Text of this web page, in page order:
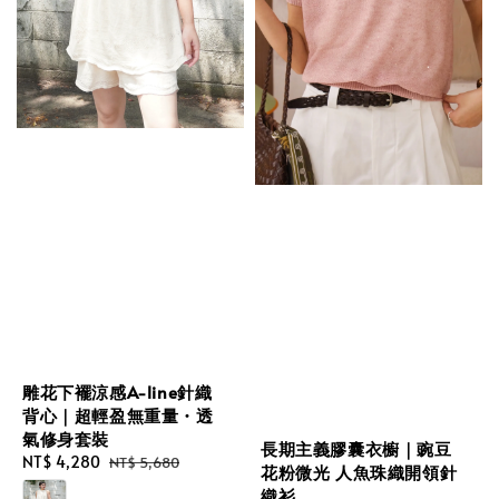
雕花下襬涼感A-line針織
背心｜超輕盈無重量・透
氣修身套裝
Sale
price
NT$ 4,280 Regular
NT$ 5,680
長期主義膠囊衣櫥｜豌豆
花粉微光 人魚珠織開領針